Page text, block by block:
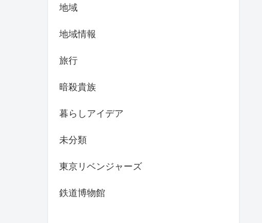
地域
地域情報
旅行
暗殺貴族
暮らしアイデア
未分類
東京リベンジャーズ
鉄道博物館